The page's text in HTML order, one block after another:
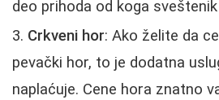
deo prihoda od koga
Crkveni hor: Ako želite da
pevački hor, to je dodatna
naplaćuje. Cene hora znatno